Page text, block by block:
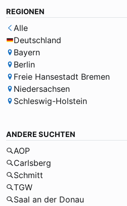
REGIONEN
Alle
Deutschland
Bayern
Berlin
Freie Hansestadt Bremen
Niedersachsen
Schleswig-Holstein
ANDERE SUCHTEN
AOP
Carlsberg
Schmitt
TGW
Saal an der Donau